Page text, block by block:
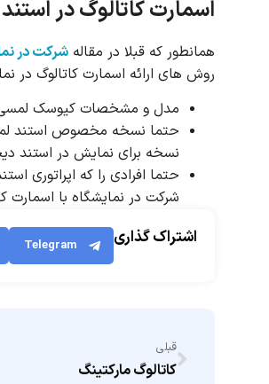
اسمارت کاتالوگ در
همانطور که قبلا در مقاله شرکت در
روش های ارائه اسمارت کاتالوگ در
مدل و مشخصات کیوسک لمسی
حتما نسخه مخصوص استند
نسخه برای نمایش در استند
حتما افرادی را که اپراتوری
شرکت در نمایشگاه با اسمارت
اشتراک گذاری Telegram
قبلی
کاتالوگ مارکتینگ